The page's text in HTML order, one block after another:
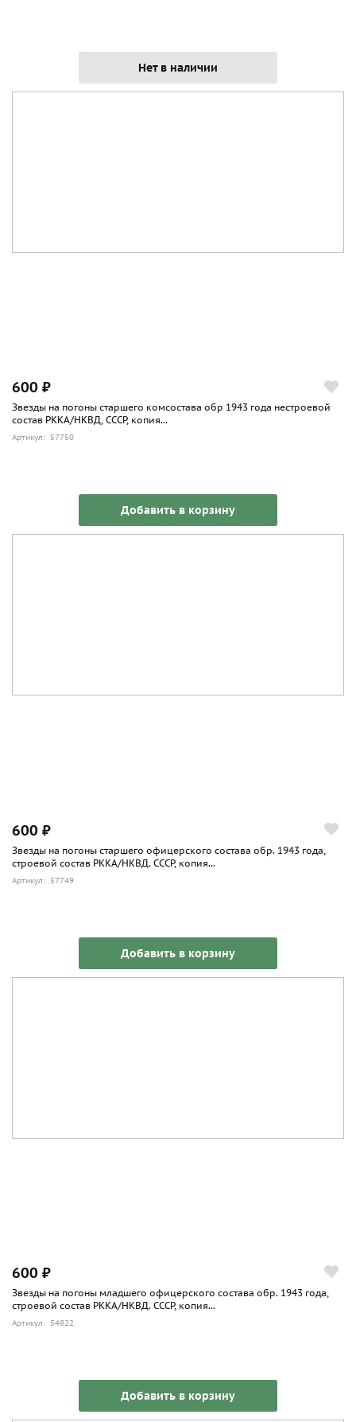
Нет в наличии
600 ₽
Звезды на погоны старшего комсостава обр 1943 года нестроевой
состав РККА/НКВД, СССР, копия...
Артикул: 57750
Добавить в корзину
600 ₽
Звезды на погоны старшего офицерского состава обр. 1943 года,
строевой состав РККА/НКВД. СССР, копия...
Артикул: 57749
Добавить в корзину
600 ₽
Звезды на погоны младшего офицерского состава обр. 1943 года,
строевой состав РККА/НКВД. СССР, копия...
Артикул: 54822
Добавить в корзину